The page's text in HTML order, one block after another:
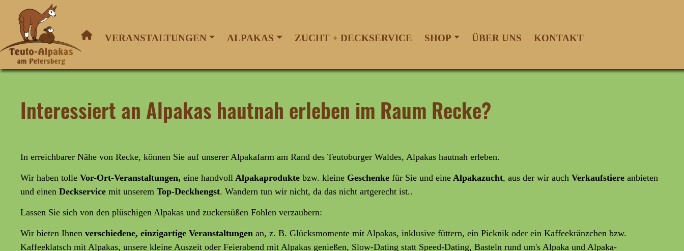
VERANSTALTUNGEN ALPAKAS ZUCHT + DECKSERVICE SHOP ÜBER UNS KONTAKT
Interessiert an Alpakas hautnah erleben im Raum Recke?
In erreichbarer Nähe von Recke, können Sie auf unserer Alpakafarm am Rand des Teutoburger Waldes, Alpakas hautnah erleben.
Wir haben tolle Vor-Ort-Veranstaltungen, eine handvoll Alpakaprodukte bzw. kleine Geschenke für Sie und eine Alpakazucht, aus der wir auch Verkaufstiere anbieten
und einen Deckservice mit unserem Top-Deckhengst. Wandern tun wir nicht, da das nicht artgerecht ist..
Lassen Sie sich von den plüschigen Alpakas und zuckersüßen Fohlen verzaubern:
Wir bieten Ihnen verschiedene, einzigartige Veranstaltungen an, z. B. Glücksmomente mit Alpakas, inklusive füttern, ein Picknik oder ein Kaffeekränzchen bzw.
Kaffeeklatsch mit Alpakas, unsere kleine Auszeit oder Feierabend mit Alpakas genießen, Slow-Dating statt Speed-Dating, Basteln rund um's Alpaka und Alpaka-